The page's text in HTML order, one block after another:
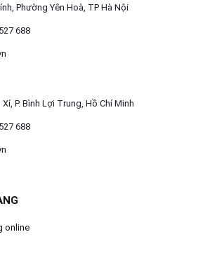
Phường Yên Hoà, TP Hà Nội
688
P. Bình Lợi Trung, Hồ Chí Minh
688
online